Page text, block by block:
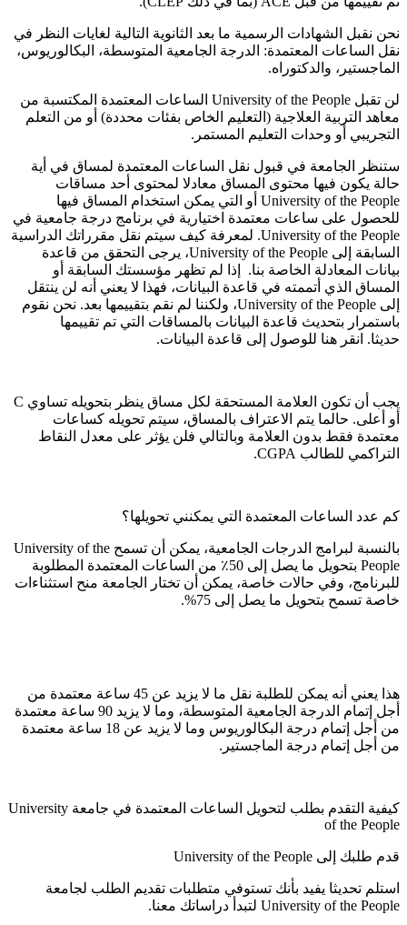
نحن نقبل الشهادات الرسمية ما بعد الثانوية التالية لغايات النظر في
نقل الساعات المعتمدة: الدرجة الجامعية المتوسطة، البكالوريوس،
الماجستير، والدكتوراه.
لن تقبل University of the People الساعات المعتمدة المكتسبة من
معاهد التربية العلاجية (التعليم الخاص بفئات محددة) أو من التعلم
التجريبي أو وحدات التعليم المستمر.
ستنظر الجامعة في قبول نقل الساعات المعتمدة لمساق في أية
حالة يكون فيها محتوى المساق معادلا لمحتوى أحد مساقات
University of the People أو التي يمكن استخدام المساق فيها
للحصول على ساعات معتمدة اختيارية في برنامج درجة جامعية في
University of the People. لمعرفة كيف سيتم نقل مقرراتك الدراسية
السابقة إلى University of the People، يرجى التحقق من قاعدة
بيانات المعادلة الخاصة بنا. إذا لم تظهر مؤسستك السابقة أو
المساق الذي أتممته في قاعدة البيانات، فهذا لا يعني أنه لن ينتقل
إلى University of the People، ولكننا لم نقم بتقييمها بعد. نحن نقوم
باستمرار بتحديث قاعدة البيانات بالمساقات التي تم تقييمها
حديثا. انقر هنا للوصول إلى قاعدة البيانات.
يجب أن تكون العلامة المستحقة لكل مساق ينظر بتحويله تساوي C
أو أعلى. حالما يتم الاعتراف بالمساق، سيتم تحويله كساعات
معتمدة فقط بدون العلامة وبالتالي فلن يؤثر على معدل النقاط
التراكمي للطالب CGPA.
كم عدد الساعات المعتمدة التي يمكنني تحويلها؟
بالنسبة لبرامج الدرجات الجامعية، يمكن أن تسمح University of the
People بتحويل ما يصل إلى 50٪ من الساعات المعتمدة المطلوبة
للبرنامج، وفي حالات خاصة، يمكن أن تختار الجامعة منح استثناءات
خاصة تسمح بتحويل ما يصل إلى 75%.
هذا يعني أنه يمكن للطلبة نقل ما لا يزيد عن 45 ساعة معتمدة من
أجل إتمام الدرجة الجامعية المتوسطة، وما لا يزيد 90 ساعة معتمدة
من أجل إتمام درجة البكالوريوس وما لا يزيد عن 18 ساعة معتمدة
من أجل إتمام درجة الماجستير.
كيفية التقدم بطلب لتحويل الساعات المعتمدة في جامعة University
of the People
قدم طلبك إلى University of the People
استلم تحديثا يفيد بأنك تستوفي متطلبات تقديم الطلب لجامعة
University of the People لتبدأ دراساتك معنا.